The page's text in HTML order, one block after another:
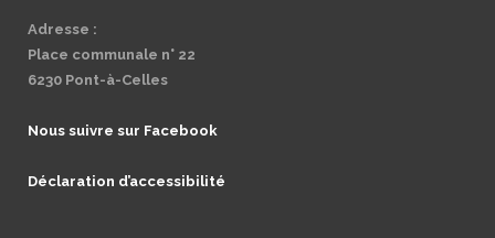
Adresse :
Place communale n° 22
6230 Pont-à-Celles
Nous suivre sur Facebook
Déclaration d’accessibilité